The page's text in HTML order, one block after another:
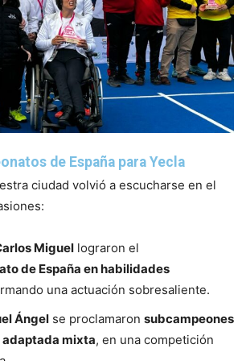
de España para Yecla
ciudad volvió a escucharse en el
Miguel lograron el
de España en habilidades
una actuación sobresaliente.
Ángel se proclamaron subcampeones
adaptada mixta, en una competición